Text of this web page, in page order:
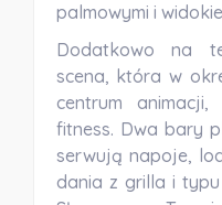
palmowymi i
Dodatkowona
scena, która w
centrum
fitness. Dwa bary
serwują napoje,
dania z grilla i